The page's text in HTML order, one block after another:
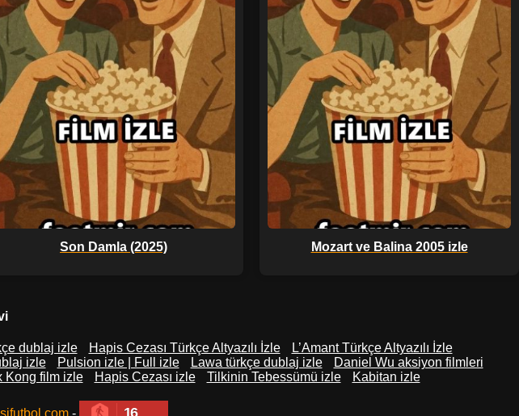
Son Damla (2025) Mozart ve Balina 2005 izle
dublaj izle Hapis Cezası Türkçe Altyazılı İzle
L’Amant Türkçe Altyazılı İzle
izle Pulsion izle | Full izle Lawa türkçe dublaj izle
Daniel Wu aksiyon filmleri
Kong film izle Hapis Cezası izle Tilkinin Tebessümü izle Kabitan izle
- 16